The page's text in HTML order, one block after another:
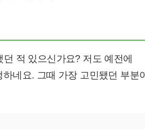
적 있으신가요? 저도 예전에
네요. 그때 가장 고민됐던 부분이